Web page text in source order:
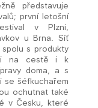
představuje
první letošní
v Plzni,
u Brna. Síť
spolu s produkty
na cestě i k
doma, a s
se šéfkuchařem
ochutnat také
v Česku, které